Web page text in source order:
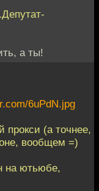
а ты!
6uPdN.jpg
(а точнее,
вообщем =)
на ютьюбе,